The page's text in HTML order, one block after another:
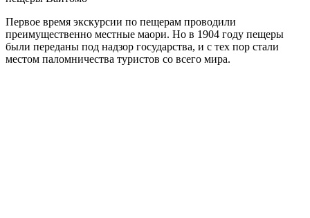
Первое время экскурсии по пещерам проводили
преимущественно местные маори. Но в 1904 году пещеры
были переданы под надзор государства, и с тех пор стали
местом паломничества туристов со всего мира.